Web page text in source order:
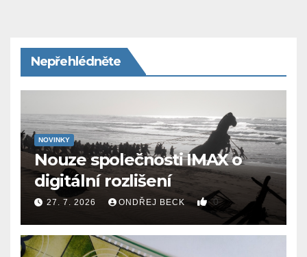
Nepřehlédněte
NOVINKY
Nouze společnosti IMAX o
digitální rozlišení
27. 7. 2026 ONDŘEJ BECK 0